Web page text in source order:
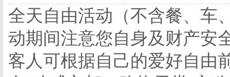
全天自由活动（不含餐、车
动期间注意您自身及财产安
客人可根据自己的爱好自由